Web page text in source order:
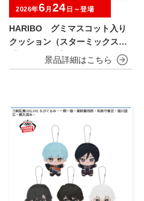
HARIBO グミマスコット入り
クッション（スターミックス）
【ナムコ限定】
2026年6 月 24 日～登場